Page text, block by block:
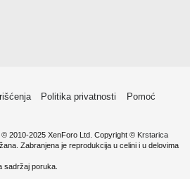
Politika privatnosti
Pomoć
© 2010-2025 XenForo Ltd. Copyright © Krstarica
Zabranjena je reprodukcija u celini i u delovima
sadržaj poruka.